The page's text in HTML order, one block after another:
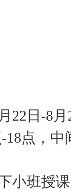
22日-8
18点，中
小班授课